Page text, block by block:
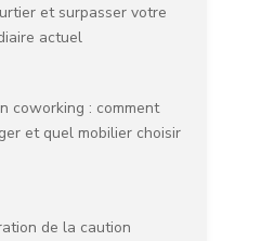
et surpasser votre
actuel
coworking : comment
et quel mobilier choisir
de la caution